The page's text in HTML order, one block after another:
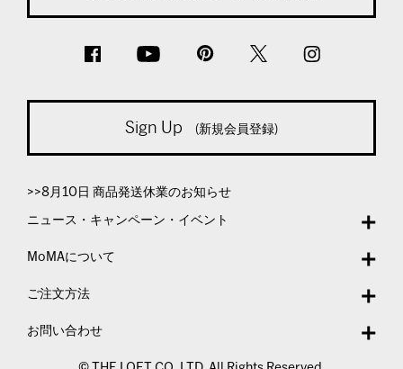
Sign Up (新規会員登録)
>>8月10日 商品発送休業のお知らせ
ニュース・キャンペーン・イベント
MoMAについて
ご注文方法
お問い合わせ